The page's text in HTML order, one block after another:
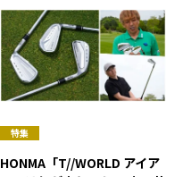
特集
HONMA「T//WORLD アイア